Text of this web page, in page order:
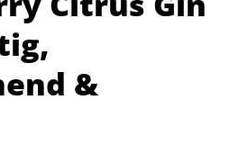
&